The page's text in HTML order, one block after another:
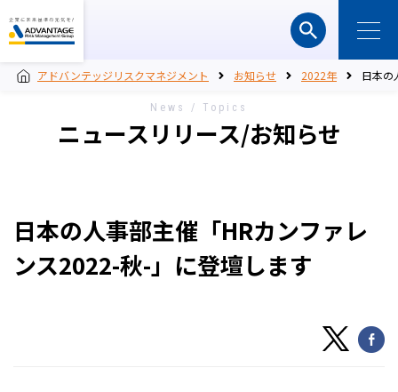
アドバンテッジリスクマネジメント お知らせ 2022年 日本の
News / Topics
ニュースリリース/お知らせ
日本の人事部主催「HRカンファレ
ンス2022-秋-」に登壇します